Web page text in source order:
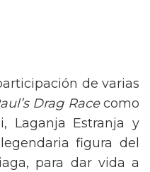
de varias
Drag Racecomo
Laganja Estranja y
figura del
para dar vida a